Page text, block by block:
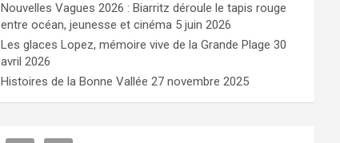
Nouvelles Vagues 2026 : Biarritz déroule le tapis rouge
entre océan, jeunesse et cinéma 5 juin 2026
Les glaces Lopez, mémoire vive de la Grande Plage 30
avril 2026
Histoires de la Bonne Vallée 27 novembre 2025